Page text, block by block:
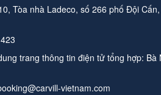
Tòa nhà Ladeco, số 266 phố Đội
trang thông tin điện tử tổng hợp: Bà
vietnam.com